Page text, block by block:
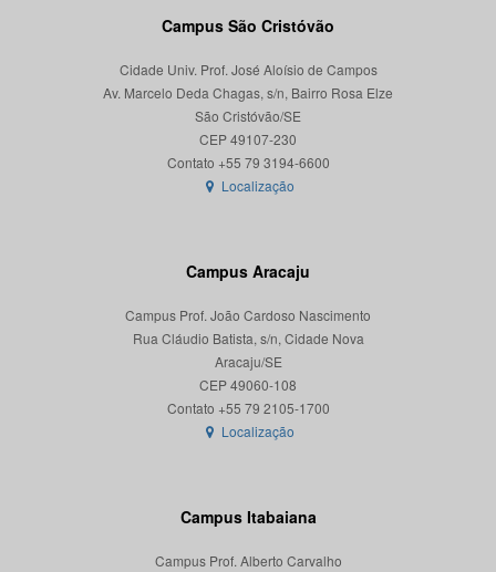
Campus São Cristóvão
Cidade Univ. Prof. José Aloísio de Campos
Av. Marcelo Deda Chagas, s/n, Bairro Rosa Elze
São Cristóvão/SE
CEP 49107-230
Localização
Campus Aracaju
Campus Prof. João Cardoso Nascimento
Rua Cláudio Batista, s/n, Cidade Nova
Aracaju/SE
CEP 49060-108
Localização
Campus Itabaiana
Campus Prof. Alberto Carvalho